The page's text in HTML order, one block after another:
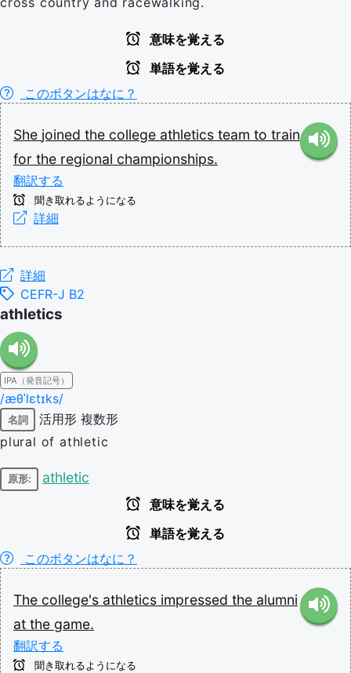
意味を覚える
単語を覚える
このボタンはなに？
She joined the college athletics team to train
for the regional championships.
翻訳する
聞き取れるようになる
詳細
詳細
CEFR-J B2
athletics
IPA（発音記号）
/æθˈlɛtɪks/
名詞 活用形 複数形
plural of athletic
原形: athletic
意味を覚える
単語を覚える
このボタンはなに？
The college's athletics impressed the alumni
at the game.
翻訳する
聞き取れるようになる